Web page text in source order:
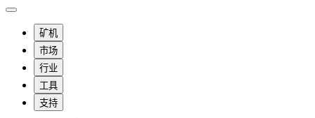
矿机
市场
行业
工具
支持